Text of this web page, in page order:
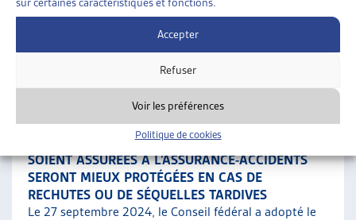
Accepter
Refuser
Voir les préférences
Politique de cookies
SUR LE MÊME THÈME…
LES PERSONNES ACCIDENTÉES DANS LEUR
JEUNESSE (AVANT 25 ANS) AVANT QU’ELLES
SOIENT ASSURÉES À L’ASSURANCE-ACCIDENTS
SERONT MIEUX PROTÉGÉES EN CAS DE
RECHUTES OU DE SÉQUELLES TARDIVES
Le 27 septembre 2024, le Conseil fédéral a adopté le